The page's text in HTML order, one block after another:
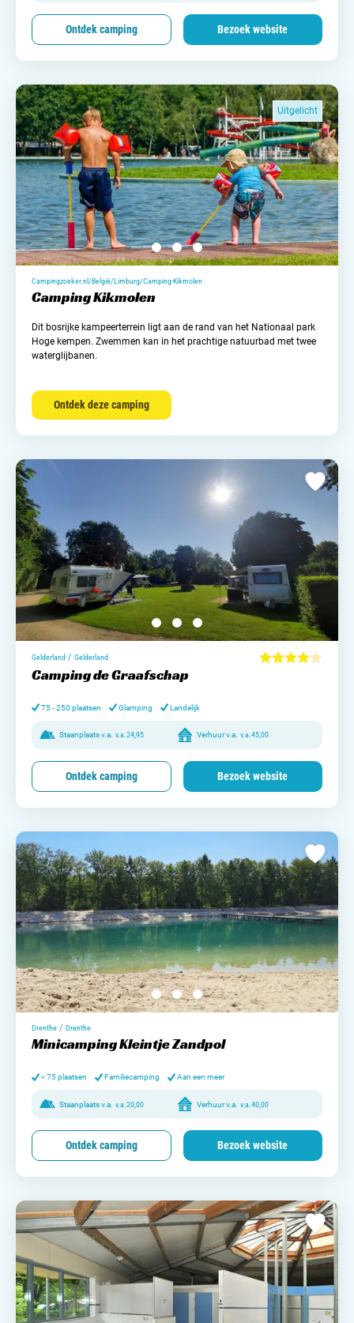
Ontdek camping Bezoek website
Uitgelicht
Campingzoeker.nl/België/Limburg/Camping-Kikmolen
Camping Kikmolen
Dit bosrijke kampeerterrein ligt aan de rand van het Nationaal park
Hoge kempen. Zwemmen kan in het prachtige natuurbad met twee
waterglijbanen.
Ontdek deze camping
Gelderland / Gelderland
Camping de Graafschap
75 - 250 plaatsen Glamping Landelijk
Staanplaats v.a. v.a.24,95 Verhuur v.a. v.a.45,00
Ontdek camping Bezoek website
Drenthe / Drenthe
Minicamping Kleintje Zandpol
< 75 plaatsen Familiecamping Aan een meer
Staanplaats v.a. v.a. 20,00 Verhuur v.a. v.a. 40,00
Ontdek camping Bezoek website